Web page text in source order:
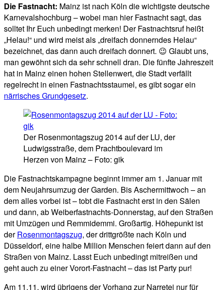
Die Fastnacht: Mainz ist nach Köln die wichtigste deutsche
Karnevalshochburg – wobei man hier Fastnacht sagt, das
solltet Ihr Euch unbedingt merken! Der Fastnachtsruf heißt
„Helau!“ und wird meist als „dreifach donnerndes Helau“
bezeichnet, das dann auch dreifach donnert. 😉 Glaubt uns,
man gewöhnt sich da sehr schnell dran. Die fünfte Jahreszeit
hat in Mainz einen hohen Stellenwert, die Stadt verfällt
regelrecht in einen Fastnachtsstaumel, es gibt sogar ein
närrisches Grundgesetz.
Der Rosenmontagszug 2014 auf der LU, der
Ludwigsstraße, dem Prachtboulevard im
Herzen von Mainz – Foto: gik
Die Fastnachtskampagne beginnt immer am 1. Januar mit
dem Neujahrsumzug der Garden. Bis Aschermittwoch – an
dem alles vorbei ist – tobt die Fastnacht erst in den Sälen
und dann, ab Weiberfastnachts-Donnerstag, auf den Straßen
mit Umzügen und Remmidemmi. Großartig. Höhepunkt ist
derRosenmontagszug, der drittgrößte nach Köln und
Düsseldorf, eine halbe Million Menschen feiert dann auf den
Straßen von Mainz. Lasst Euch unbedingt mitreißen und
geht auch zu einer Vorort-Fastnacht – das ist Party pur!
Am 11.11. wird übrigens der Vorhang zur Narretei nur für